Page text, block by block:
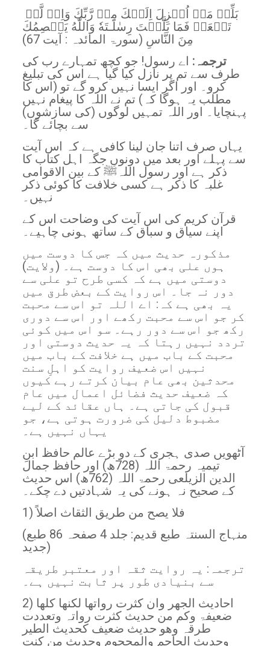
تَفۡعَلۡ فَمَا بَلَّغۡتَ رِسٰلَـتَهٗ‌ وَاللّٰهُ يَعۡصِمُكَ
مِنَ النَّاسِ‌ (سورۃ المائدہ : آیت 67)
ترجمہ: اے رسول! جو کچھ تمہارے رب کی
طرف سے تم پر نازل کیا گیا ہے اس کی تبلیغ
کرو۔ اور اگر ایسا نہیں کرو گے تو (اس کا
مطلب یہ ہوگا کہ) تم نے اللہ کا پیغام نہیں
پہنچایا۔ اور اللہ تمہیں لوگوں (کی سازشوں)
یہاں صرف اتنا جان لینا کافی ہے کہ اس آیت
سے پہلے اور بعد میں دونوں جگہ اہل کتاب کا
ذکر ہے اور رسول اللہﷺ کے بین الاقوامی
غلبہ کا ذکر ہے کسی خلافت کا کوئی ذکر
نہیں۔
قرآن کریم کی اس آیت کی وضاحت اس کے
مذکورہ حدیث میں کہ جس کا دوست میں
ہوں علی بھی اس کا دوست ہے۔ (ولایت)
دوستی میں ہے کہ کسی طرح تو علی سے
دور نہ جا۔ اس روایت کے بعض طرق میں
یہ بھی ہے کہ: اے اللہ تو اس سے محبت
کر جو اس سے محبت رکھے اور اس سے دوری
رکھ جو اس سے دور رہے۔ سو اس میں کوئی
تردد نہیں رہتا کہ یہ حدیث دوستی اور
محبت کے باب میں ہے خلافت کے باب میں
نہیں اس ضعیف روایت کو اہلِ سنت
محدثین بھی عام بیان کرتے رہے کیوں
کہ ضعیف حدیث فضائل اعمال میں عام
قبول کی جاتی ہے۔ ہاں عقائد کے لیے
مضبوط دلیل کی ضرورت ہوتی ہے، جو
یہاں نہیں ہے۔
آٹھویں صدی ہجری کے دو بڑے عالم حافظ ابنِ
تیمیہ رحمۃ اللہ (728ھ) اور حافظ جمال
الدین الزیلعی رحمۃ اللہ (762ھ) اس حدیث
کے صحیح نہ ہونے کی یہ شہادتیں دے چکے۔
1) فلا يصح من طريق الثقاث اصلاً
(منہاج السنتہ طبع قدیم: جلد 4 صفحہ 86 طبع
جدید)
ترجمہ: یہ روایت ثقہ اور معتبر طریقہ
سے بنیادی طور پر ثابت نہیں ہے۔
2) احادیث الجھر وان کثرت رواتھا لکنھا کلھا
ضعیفۃ وکم من حدیث کثرت رواتہ وتعددت
طرقہ وھو حدیث ضعیف کحدیث الطیر
وحدیث الحاجم والمحجوم وحدیث من کنت